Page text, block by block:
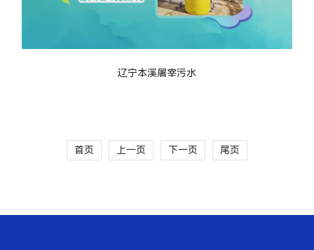
辽宁本溪屠宰污水
首页 上一页 下一页 尾页